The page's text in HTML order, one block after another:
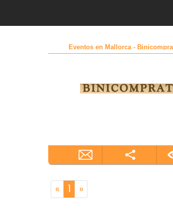
Eventos en Mallorca -
« 1 »